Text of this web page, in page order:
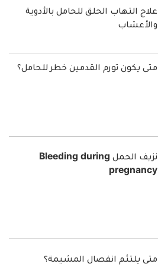
علاج التهاب الحلق للحامل بالأدوية
والأعشاب
متى يكون تورم القدمين خطر للحامل؟
نزيف الحمل Bleeding during
pregnancy
متى يلتئم انفصال المشيمة؟